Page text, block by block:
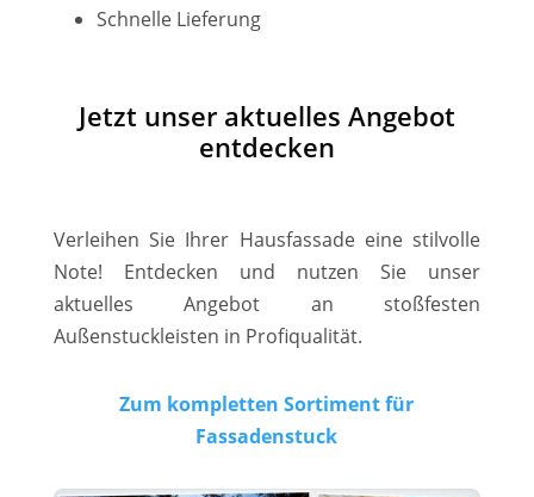
Schnelle Lieferung
Jetzt unser aktuelles Angebot
entdecken
Verleihen Sie Ihrer Hausfassade eine stilvolle
Note! Entdecken und nutzen Sie unser
aktuelles Angebot an stoßfesten
Außenstuckleisten in Profiqualität.
Zum kompletten Sortiment für
Fassadenstuck